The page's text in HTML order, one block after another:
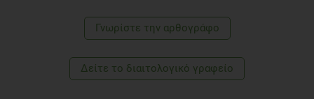
Γνωρίστε την αρθογράφο
Δείτε το διαιτολογικό γραφείο